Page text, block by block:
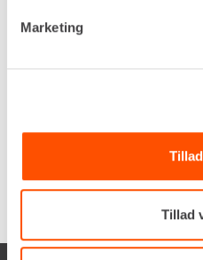
Marketing
Tillad
LEJ NU
Renta udlejer kun til
nummer er påkrævet.